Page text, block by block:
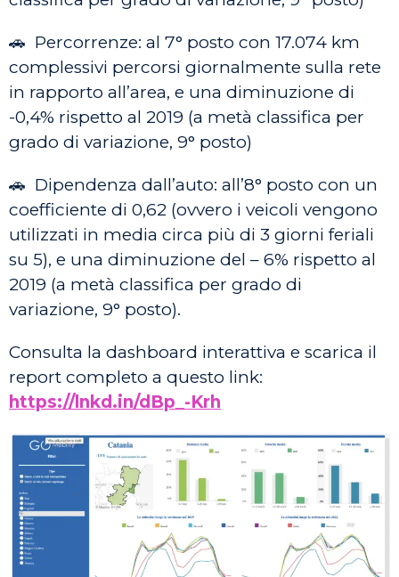
🚗 Percorrenze: al 7° posto con 17.074 km
complessivi percorsi giornalmente sulla rete
in rapporto all’area, e una diminuzione di
-0,4% rispetto al 2019 (a metà classifica per
grado di variazione, 9° posto)
🚗 Dipendenza dall’auto: all’8° posto con un
coefficiente di 0,62 (ovvero i veicoli vengono
utilizzati in media circa più di 3 giorni feriali
su 5), e una diminuzione del – 6% rispetto al
2019 (a metà classifica per grado di
variazione, 9° posto).
Consulta la dashboard interattiva e scarica il
report completo a questo link:
https://lnkd.in/dBp_-Krh